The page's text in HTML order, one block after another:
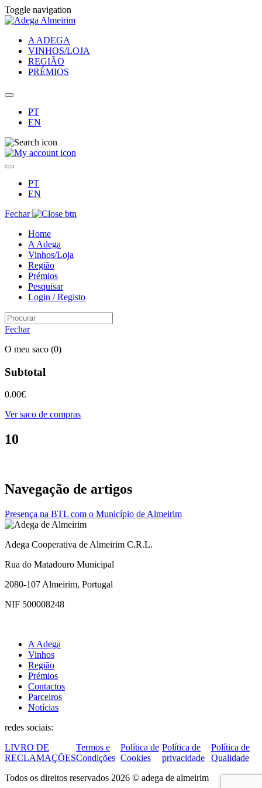
Toggle navigation
A ADEGA
VINHOS/LOJA
REGIÃO
PRÉMIOS
PT
EN
PT
EN
Fechar
Home
A Adega
Vinhos/Loja
Região
Prémios
Pesquisar
Login / Registo
Fechar
O meu saco (0)
Subtotal
0.00€
Ver saco de compras
10
Navegação de artigos
Presença na BTL com o Município de Almeirim
Adega Cooperativa de Almeirim C.R.L.
Rua do Matadouro Municipal
2080-107 Almeirim, Portugal
NIF 500008248
A Adega
Vinhos
Região
Prémios
Contactos
Parceiros
Notícias
redes sociais:
LIVRO DE
RECLAMAÇÕES
Termos e
Condições
Política de
Cookies
Política de
privacidade
Política de
Qualidade
Todos os direitos reservados 2026 © adega de almeirim